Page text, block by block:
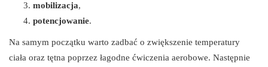
mobilizacja,
potencjowanie.
Na samym początku warto zadbać o zwiększenie temperatury
ciała oraz tętna poprzez łagodne ćwiczenia aerobowe. Następnie